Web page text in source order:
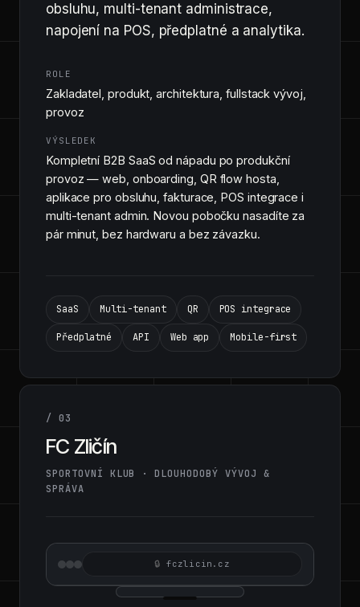
obsluhu, multi-tenant administrace,
napojení na POS, předplatné a analytika.
ROLE
Zakladatel, produkt, architektura, fullstack vývoj,
provoz
VÝSLEDEK
Kompletní B2B SaaS od nápadu po produkční
provoz — web, onboarding, QR flow hosta,
aplikace pro obsluhu, fakturace, POS integrace i
multi-tenant admin. Novou pobočku nasadíte za
pár minut, bez hardwaru a bez závazku.
SaaS Multi-tenant QR POS integrace
Předplatné API Web app Mobile-first
/ 03
FC Zličín
SPORTOVNÍ KLUB · DLOUHODOBÝ VÝVOJ &
SPRÁVA
fczlicin.cz